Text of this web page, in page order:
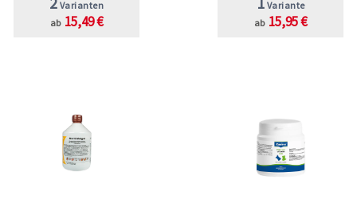
Varianten
ab 15,49 €
Variante
ab 15,95 €